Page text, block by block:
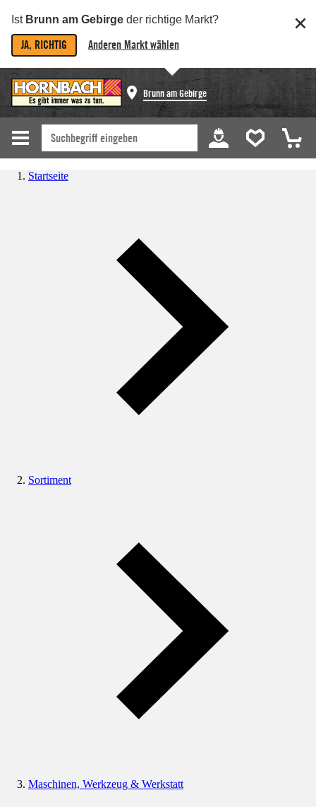
Ist Brunn am Gebirge der richtige Markt?
JA, RICHTIG Anderen Markt wählen
Brunn am Gebirge
Startseite
Sortiment
Maschinen, Werkzeug & Werkstatt